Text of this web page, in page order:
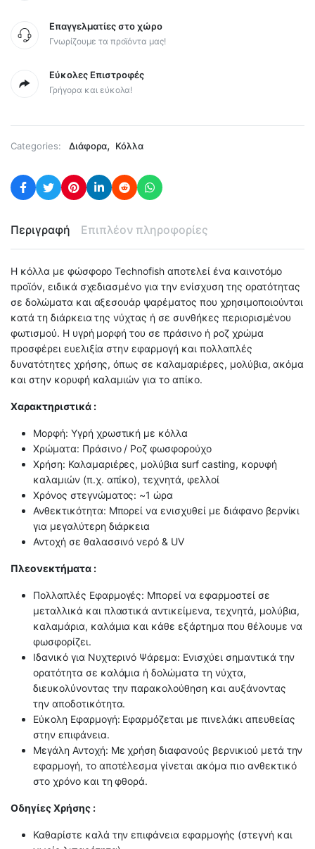
Επαγγελματίες στο χώρο
Γνωρίζουμε τα προϊόντα μας!
Εύκολες Επιστροφές
Γρήγορα και εύκολα!
Categories: Διάφορα, Κόλλα
Περιγραφή Επιπλέον πληροφορίες
Η κόλλα με φώσφορο Technofish αποτελεί ένα καινοτόμο
προϊόν, ειδικά σχεδιασμένο για την ενίσχυση της ορατότητας
σε δολώματα και αξεσουάρ ψαρέματος που χρησιμοποιούνται
κατά τη διάρκεια της νύχτας ή σε συνθήκες περιορισμένου
φωτισμού. Η υγρή μορφή του σε πράσινο ή ροζ χρώμα
προσφέρει ευελιξία στην εφαρμογή και πολλαπλές
δυνατότητες χρήσης, όπως σε καλαμαριέρες, μολύβια, ακόμα
και στην κορυφή καλαμιών για το απίκο.
Χαρακτηριστικά :
Μορφή: Υγρή χρωστική με κόλλα
Χρώματα: Πράσινο / Ροζ φωσφορούχο
Χρήση: Καλαμαριέρες, μολύβια surf casting, κορυφή
καλαμιών (π.χ. απίκο), τεχνητά, φελλοί
Χρόνος στεγνώματος: ~1 ώρα
Ανθεκτικότητα: Μπορεί να ενισχυθεί με διάφανο βερνίκι
για μεγαλύτερη διάρκεια
Αντοχή σε θαλασσινό νερό & UV
Πλεονεκτήματα :
Πολλαπλές Εφαρμογές: Μπορεί να εφαρμοστεί σε
μεταλλικά και πλαστικά αντικείμενα, τεχνητά, μολύβια,
καλαμάρια, καλάμια και κάθε εξάρτημα που θέλουμε να
φωσφορίζει.
Ιδανικό για Νυχτερινό Ψάρεμα: Ενισχύει σημαντικά την
ορατότητα σε καλάμια ή δολώματα τη νύχτα,
διευκολύνοντας την παρακολούθηση και αυξάνοντας
την αποδοτικότητα.
Εύκολη Εφαρμογή: Εφαρμόζεται με πινελάκι απευθείας
στην επιφάνεια.
Μεγάλη Αντοχή: Με χρήση διαφανούς βερνικιού μετά την
εφαρμογή, το αποτέλεσμα γίνεται ακόμα πιο ανθεκτικό
στο χρόνο και τη φθορά.
Οδηγίες Χρήσης :
Καθαρίστε καλά την επιφάνεια εφαρμογής (στεγνή και